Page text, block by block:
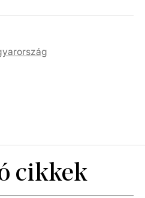
cikkek